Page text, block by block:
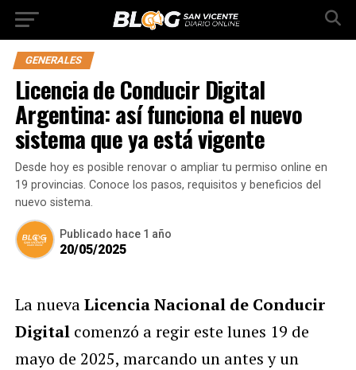
GENERALES
Licencia de Conducir Digital
Argentina: así funciona el nuevo
sistema que ya está vigente
Desde hoy es posible renovar o ampliar tu permiso online en
19 provincias. Conoce los pasos, requisitos y beneficios del
nuevo sistema.
Publicado hace 1 año
20/05/2025
La nuevaLicencia Nacional de Conducir
Digital comenzó a regir este lunes 19 de
mayo de 2025, marcando un antes y un